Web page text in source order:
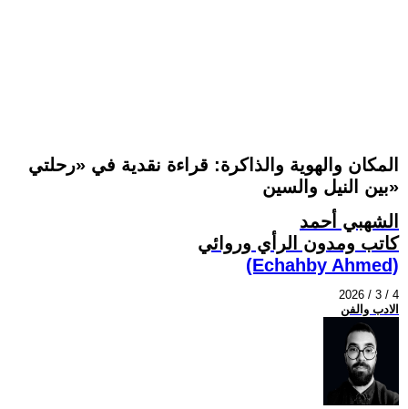
المكان والهوية والذاكرة: قراءة نقدية في «رحلتي
بين النيل والسين»
الشهبي أحمد
كاتب ومدون الرأي وروائي
(Echahby Ahmed)
2026 / 3 / 4
الادب والفن